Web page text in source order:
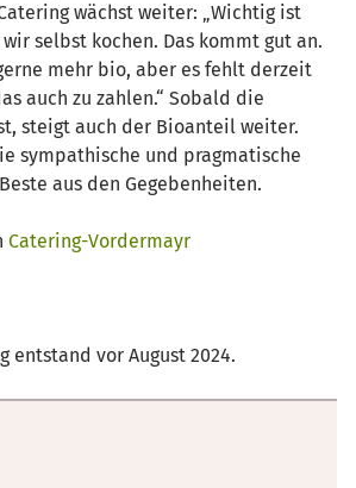
wächst weiter: „Wichtig ist
selbst kochen. Das kommt gut an.
mehr bio, aber es fehlt derzeit
auch zu zahlen.“ Sobald die
steigt auch der Bioanteil weiter.
sympathische und pragmatische
aus den Gegebenheiten.
Catering-Vordermayr
entstand vor August 2024.